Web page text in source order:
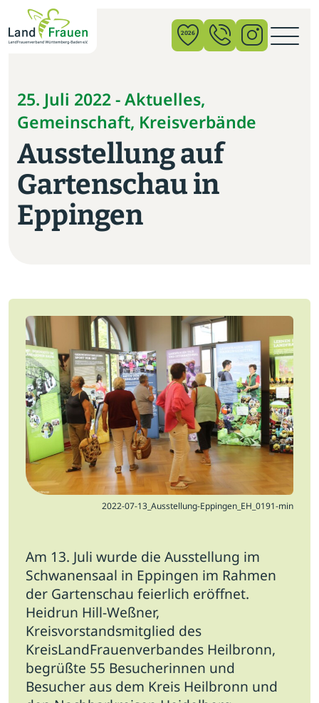
2026
25. Juli 2022 - Aktuelles,
Gemeinschaft, Kreisverbände
Ausstellung auf
Gartenschau in
Eppingen
×
News
Verband
Politik
Bildung
Gemeinschaft
Startseite
Jobs
Newsletter
Presse
Intern
Login
Mitglied werden
2022-07-13_Ausstellung-Eppingen_EH_0191-min
Am 13. Juli wurde die Ausstellung im
Schwanensaal in Eppingen im Rahmen
der Gartenschau feierlich eröffnet.
Heidrun Hill-Weßner,
Kreisvorstandsmitglied des
KreisLandFrauenverbandes Heilbronn,
begrüßte 55 Besucherinnen und
Besucher aus dem Kreis Heilbronn und